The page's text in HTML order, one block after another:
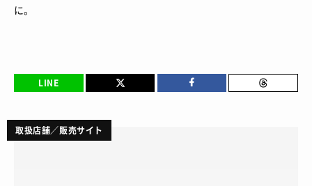
に。
LINE
取扱店舗／販売サイト